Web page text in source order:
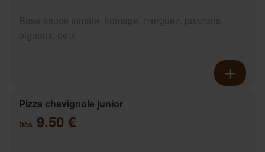
Pizza chavignole junior
Dès 9.50 €